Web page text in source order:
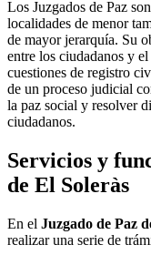
Los Juzgados de Paz
localidades de menor
de mayor jerarquía. Su
entre los ciudadanos y
cuestiones de registro
de un proceso judicial
la paz social y resolver
ciudadanos.
Servicios y
de El Soleràs
En el Juzgado de Paz
realizar una serie de